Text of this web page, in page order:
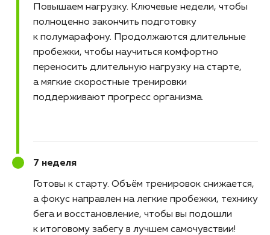
Повышаем нагрузку
Ключевые недели, чтобы
полноценно закончить подготовку
к полумарафону. Продолжаются длительные
пробежки, чтобы научиться комфортно
переносить длительную нагрузку на старте,
а мягкие скоростные тренировки
поддерживают прогресс организма.
7 неделя
Готовы к старту Объём тренировок снижается,
а фокус направлен на легкие пробежки, технику
бега и восстановление, чтобы вы подошли
к итоговому забегу в лучшем самочувствии!